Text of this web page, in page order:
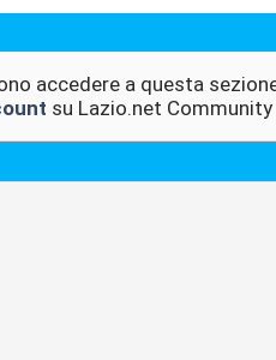
accedere a questa
su Lazio.net Community